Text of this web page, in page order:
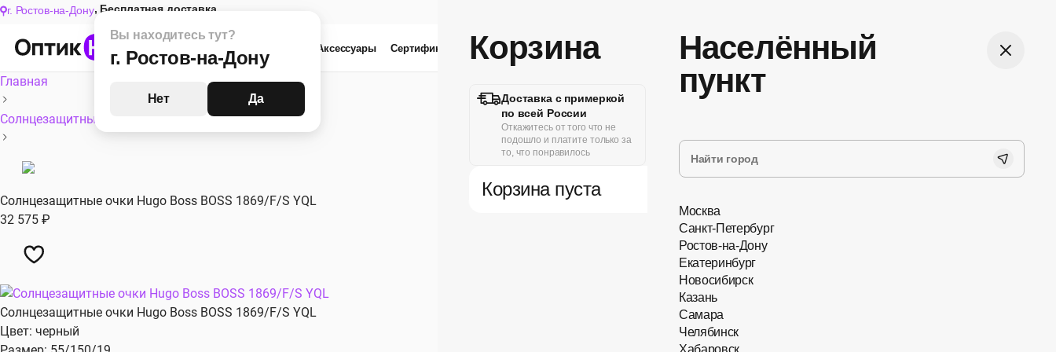
г. Ростов-на-Дону
Вы находитесь тут?
г. Ростов-на-Дону
Нет Да
, Бесплатная доставка
Аксессуары Сертификат Линзы Проверка зрения
Корзина
Доставка с примеркой
по всей России
Откажитесь от того что не
подошло и платите только за
то, что понравилось
Удобная оплата
или картой
Корзина пуста
Женские
Мужские
Все
Населённый
пункт
Москва
Санкт-Петербург
Ростов-на-Дону
Екатеринбург
Новосибирск
Казань
Самара
Челябинск
Главная
Солнцезащитные очки
Солнцезащитные очки Hugo Boss BOSS​ 1869/F/S YQL
32 575 ₽
Солнцезащитные очки Hugo Boss BOSS​ 1869/F/S YQL
Цвет: черный